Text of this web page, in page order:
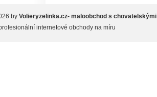
by Volieryzelinka.cz- maloobchod s
internetové obchody na míru